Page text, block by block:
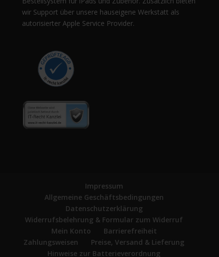
wir Support über unsere hauseigene Werkstatt als
autorisierter Apple Service Provider.
Impressum
Allgemeine Geschäftsbedingungen
Datenschutzerklärung
Widerrufsbelehrung & Formular zum Widerruf
Mein Konto
Barrierefreiheit
Zahlungsweisen
Preise, Versand & Lieferung
Hinweise zur Batterieverordnung